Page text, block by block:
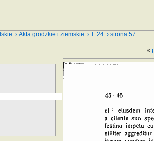
›Akta grodzkie i ziemskie ›T. 24 › strona 57
«